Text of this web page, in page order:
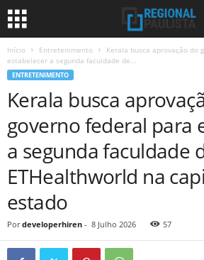
Início Entretenimento
Kerala busca aprovação do
estabelecer a segunda faculdade de...
ENTRETENIMENTO
Kerala busca
governo federal para
a segunda faculdade
ETHealthworld na
estado
Por developerhiren - 8 Julho 2026 57